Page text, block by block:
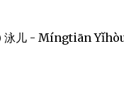
泳儿 - Míngtiān